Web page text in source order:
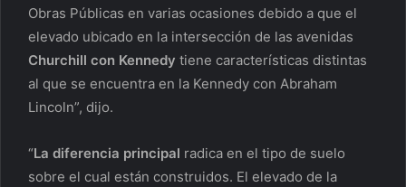
Obras Públicas en varias ocasiones debido a que el
elevado ubicado en la intersección de las avenidas
Churchill con Kennedy tiene características distintas
al que se encuentra en la Kennedy con Abraham
Lincoln”, dijo.
“La diferencia principal radica en el tipo de suelo
sobre el cual están construidos. El elevado de la